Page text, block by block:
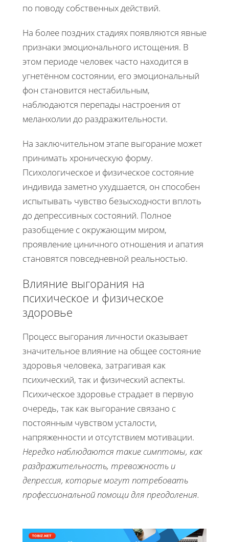
по поводу собственных действий.
На более поздних стадиях появляются явные
признаки эмоционального истощения. В
этом периоде человек часто находится в
угнетённом состоянии, его эмоциональный
фон становится нестабильным,
наблюдаются перепады настроения от
меланхолии до раздражительности.
На заключительном этапе выгорание может
принимать хроническую форму.
Психологическое и физическое состояние
индивида заметно ухудшается, он способен
испытывать чувство безысходности вплоть
до депрессивных состояний. Полное
разобщение с окружающим миром,
проявление циничного отношения и апатия
становятся повседневной реальностью.
Влияние выгорания на
психическое и физическое
здоровье
Процесс выгорания личности оказывает
значительное влияние на общее состояние
здоровья человека, затрагивая как
психический, так и физический аспекты.
Психическое здоровье страдает в первую
очередь, так как выгорание связано с
постоянным чувством усталости,
напряженности и отсутствием мотивации.
Нередко наблюдаются такие симптомы, как
раздражительность, тревожность и
депрессия, которые могут потребовать
профессиональной помощи для преодоления.